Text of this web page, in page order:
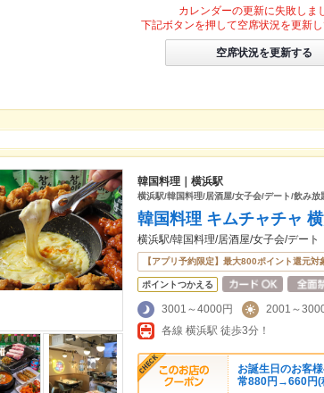
カレンダーの更新に失敗しま
下記ボタンを押して空席状況を更新し
空席状況を更新する
韓国料理｜横浜駅
横浜駅/韓国料理/居酒屋/女子会/デート/飲み
韓国料理 キムチャチャ
横浜駅/韓国料理/居酒屋/女子会/デート
【アプリ予約限定】最大800ポイント還元対
ポイントつかえる
3001～4000円
2001～
各線 横浜駅 徒歩3分！
お誕生日のお客
常880円→660円(